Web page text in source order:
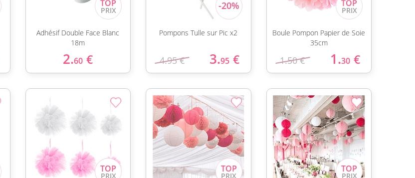
Adhésif Double Face Blanc
18m
2.60 €
Pompons Tulle sur Pic x2
4.95 € 3.95 €
Boule Pompon Papier de Soie
35cm
1.50 € 1.30 €